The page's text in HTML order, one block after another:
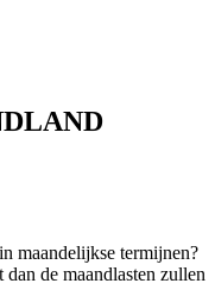
maandelijkse termijnen?
de maandlasten zullen